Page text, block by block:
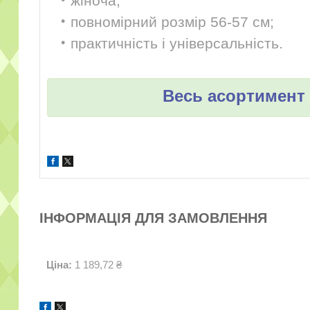
повномірний розмір 56-57 см;
практичність і універсальність.
Весь асортимент
ІНФОРМАЦІЯ ДЛЯ ЗАМОВЛЕННЯ
Ціна: 1 189,72 ₴